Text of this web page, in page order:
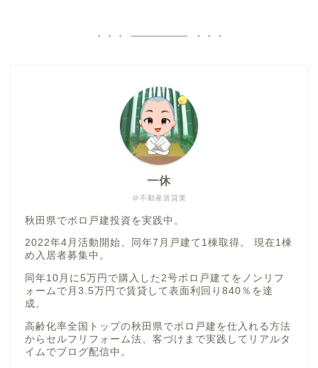
＠不動産賃貸業
一休
秋田県でボロ戸建投資を実践中。
2022年4月活動開始、同年7月戸建て1棟取得。 現在1棟
め入居者募集中。
同年10月に5万円で購入した2号ボロ戸建てをノンリフ
ォームで月3.5万円で賃貸して表面利回り840％を達
成。
高齢化率全国トップの秋田県でボロ戸建を仕入れる方法
からセルフリフォーム法、客づけまで実践してリアルタ
イムでブログ配信中。